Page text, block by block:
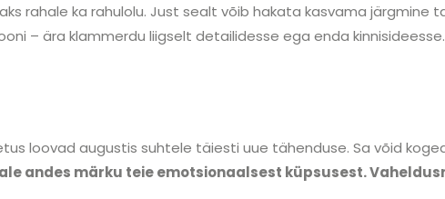
rahale ka rahulolu. Just sealt võib hakata kasvama järgmine
– ära klammerdu liigselt detailidesse ega enda kinnisideesse.
loovad augustis suhtele täiesti uue tähenduse. Sa võid
andes märku teie emotsionaalsest küpsusest.